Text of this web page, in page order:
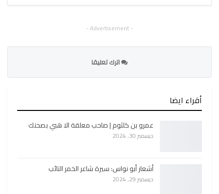
- Advertisement -
اترك تعليقا
أقراء ايضا
عمرو بن كلثوم | صاحب معلقة الا هبي بصحنك
ديسمبر 30, 2024
أشعار أبو نواس: سيرة شاعر الخمر التائب
ديسمبر 29, 2024